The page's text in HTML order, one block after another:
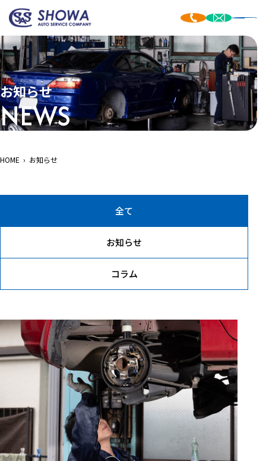
お知らせ
NEWS
HOME › お知らせ
全て
お知らせ
コラム